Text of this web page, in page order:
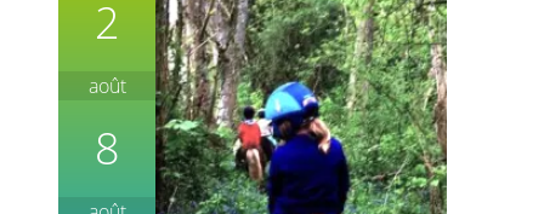
2
août
8